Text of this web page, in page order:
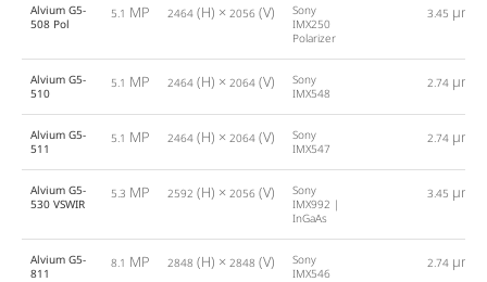
Alvium G5-
508 Pol
5.1 MP 2464 (H) × 2056 (V)
Sony
IMX250
Polarizer
3.45 µm
Alvium G5-
510
5.1 MP 2464 (H) × 2064 (V)
Sony
IMX548
2.74 µm
Alvium G5-
511
5.1 MP 2464 (H) × 2064 (V)
Sony
IMX547
2.74 µm
Alvium G5-
530 VSWIR
5.3 MP 2592 (H) × 2056 (V)
Sony
IMX992 |
InGaAs
3.45 µm
Alvium G5-
811
8.1 MP 2848 (H) × 2848 (V)
Sony
IMX546
2.74 µm